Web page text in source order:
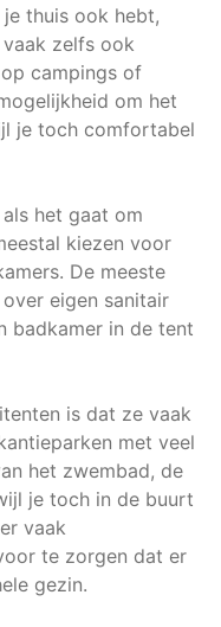
thuis ook hebt,
zelfs ook
campings of
om het
je toch comfortabel
het gaat om
kiezen voor
De meeste
eigen sanitair
badkamer in de tent
is dat ze vaak
met veel
het zwembad, de
je toch in de buurt
vaak
te zorgen dat er
gezin.